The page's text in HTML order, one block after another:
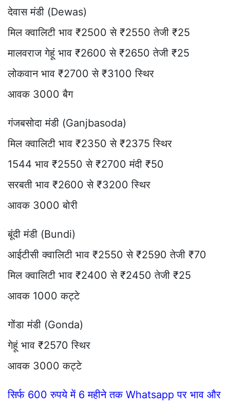
देवास मंडी (Dewas)
मिल क्वालिटी भाव ₹2500 से ₹2550 तेजी ₹25
मालवराज गेहूं भाव ₹2600 से ₹2650 तेजी ₹25
लोकवान भाव ₹2700 से ₹3100 स्थिर
आवक 3000 बैग
गंजबसोदा मंडी (Ganjbasoda)
मिल क्वालिटी भाव ₹2350 से ₹2375 स्थिर
1544 भाव ₹2550 से ₹2700 मंदी ₹50
सरबती भाव ₹2600 से ₹3200 स्थिर
आवक 3000 बोरी
बूंदी मंडी (Bundi)
आईटीसी क्वालिटी भाव ₹2550 से ₹2590 तेजी ₹70
मिल क्वालिटी भाव ₹2400 से ₹2450 तेजी ₹25
आवक 1000 कट्टे
गोंडा मंडी (Gonda)
गेहूं भाव ₹2570 स्थिर
आवक 3000 कट्टे
सिर्फ 600 रुपये में 6 महीने तक Whatsapp पर भाव और